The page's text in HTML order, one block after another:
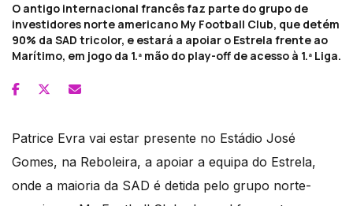
O antigo internacional francês faz parte do grupo de
investidores norte americano My Football Club, que detém
90% da SAD tricolor, e estará a apoiar o Estrela frente ao
Marítimo, em jogo da 1.ª mão do play-off de acesso à 1.ª Liga.
Patrice Evra vai estar presente no Estádio José
Gomes, na Reboleira, a apoiar a equipa do Estrela,
onde a maioria da SAD é detida pelo grupo norte-